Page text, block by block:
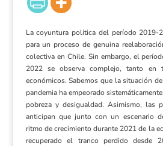
La coyuntura política del período 2019-
para un proceso de genuina
colectiva en Chile. Sin embargo, el
2022 se observa complejo, tanto en
económicos. Sabemos que la situación
pandemia ha empeorado
pobreza y desigualdad. Asimismo, las
anticipan que junto con un escenario
ritmo de crecimiento durante 2021 de la
recuperado el tranco perdido desde